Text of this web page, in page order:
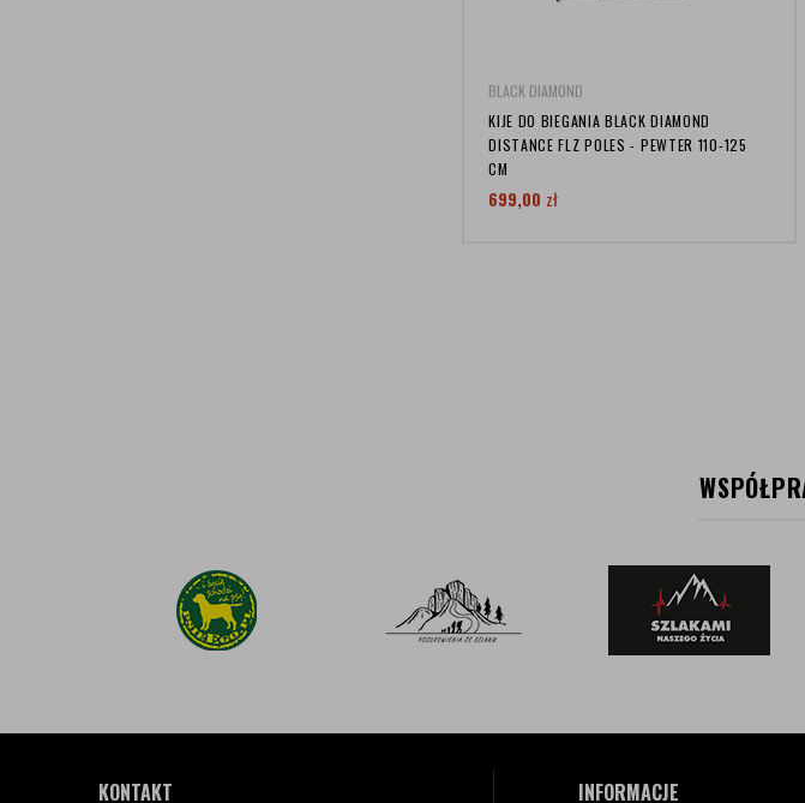
BLACK DIAMOND
KIJE DO BIEGANIA BLACK DIAMOND
DISTANCE FLZ POLES - PEWTER 110-125
CM
699,00 zł
KONTAKT
INFORMACJE